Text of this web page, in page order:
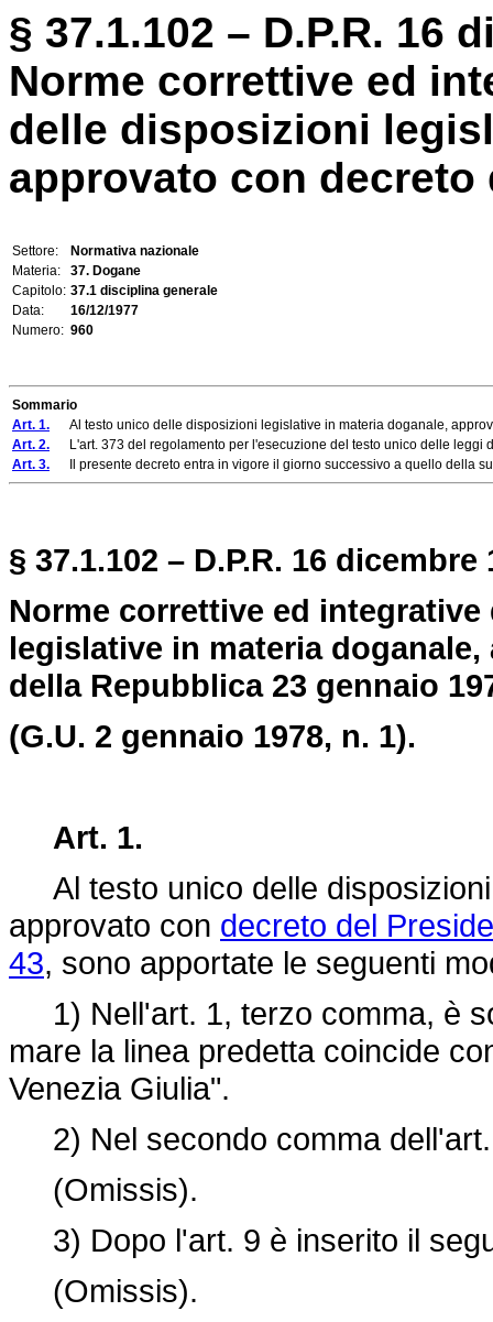
§ 37.1.102 – D.P.R. 16
Norme correttive ed
delle disposizioni
approvato con decreto
Settore:
Normativa nazionale
Materia:
37. Dogane
Capitolo: 37.1 disciplina generale
Data:
16/12/1977
Numero: 960
Sommario
Art. 1. Al testo unico delle disposizioni legislative in materia doganale,
Art. 2. L'art. 373 del regolamento per l'esecuzione del testo unico delle leggi
Art. 3. Il presente decreto entra in vigore il giorno successivo a quello della
§ 37.1.102 – D.P.R. 16 dicembre
Norme correttive ed
legislative in materia
della Repubblica 23 gennaio
(G.U. 2 gennaio 1978, n. 1).
Art. 1.
Al testo unico delle
approvato con decreto del
43, sono apportate le seguenti
1) Nell'art. 1, terzo comma, è
mare la linea predetta coincide
Venezia Giulia".
2) Nel secondo comma
(Omissis).
3) Dopo l'art. 9 è inserito il
(Omissis).